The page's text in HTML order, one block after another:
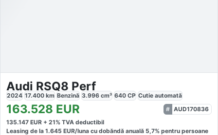
Audi RSQ8 Perf
2024 17.400 km Benzină 3.996 cm³ 640 CP Cutie automată
163.528 EUR
AUD170836
135.147 EUR + 21% TVA deductibil
Leasing de la 1.645 EUR/luna cu dobăndă anuală 5,7% pentru persoane